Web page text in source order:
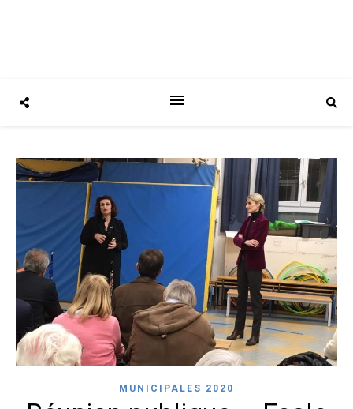
MUNICIPALES 2020